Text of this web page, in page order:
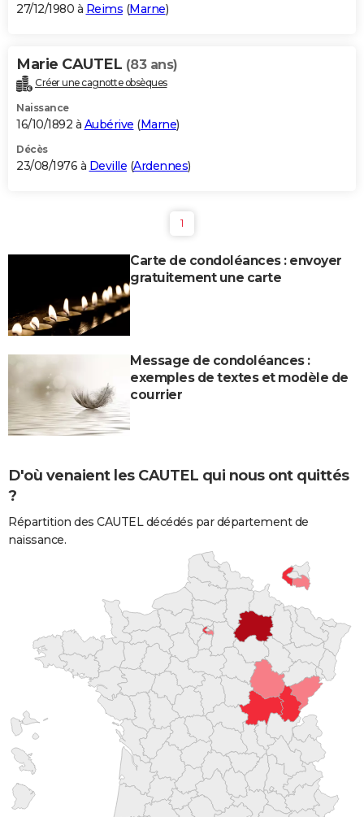
27/12/1980 à Reims (Marne)
Marie CAUTEL (83 ans)
Créer une cagnotte obsèques
Naissance
16/10/1892 à Aubérive (Marne)
Décès
23/08/1976 à Deville (Ardennes)
1
Carte de condoléances : envoyer
gratuitement une carte
Message de condoléances :
exemples de textes et modèle de
courrier
D'où venaient les CAUTEL qui nous ont quittés
?
Répartition des CAUTEL décédés par département de
naissance.